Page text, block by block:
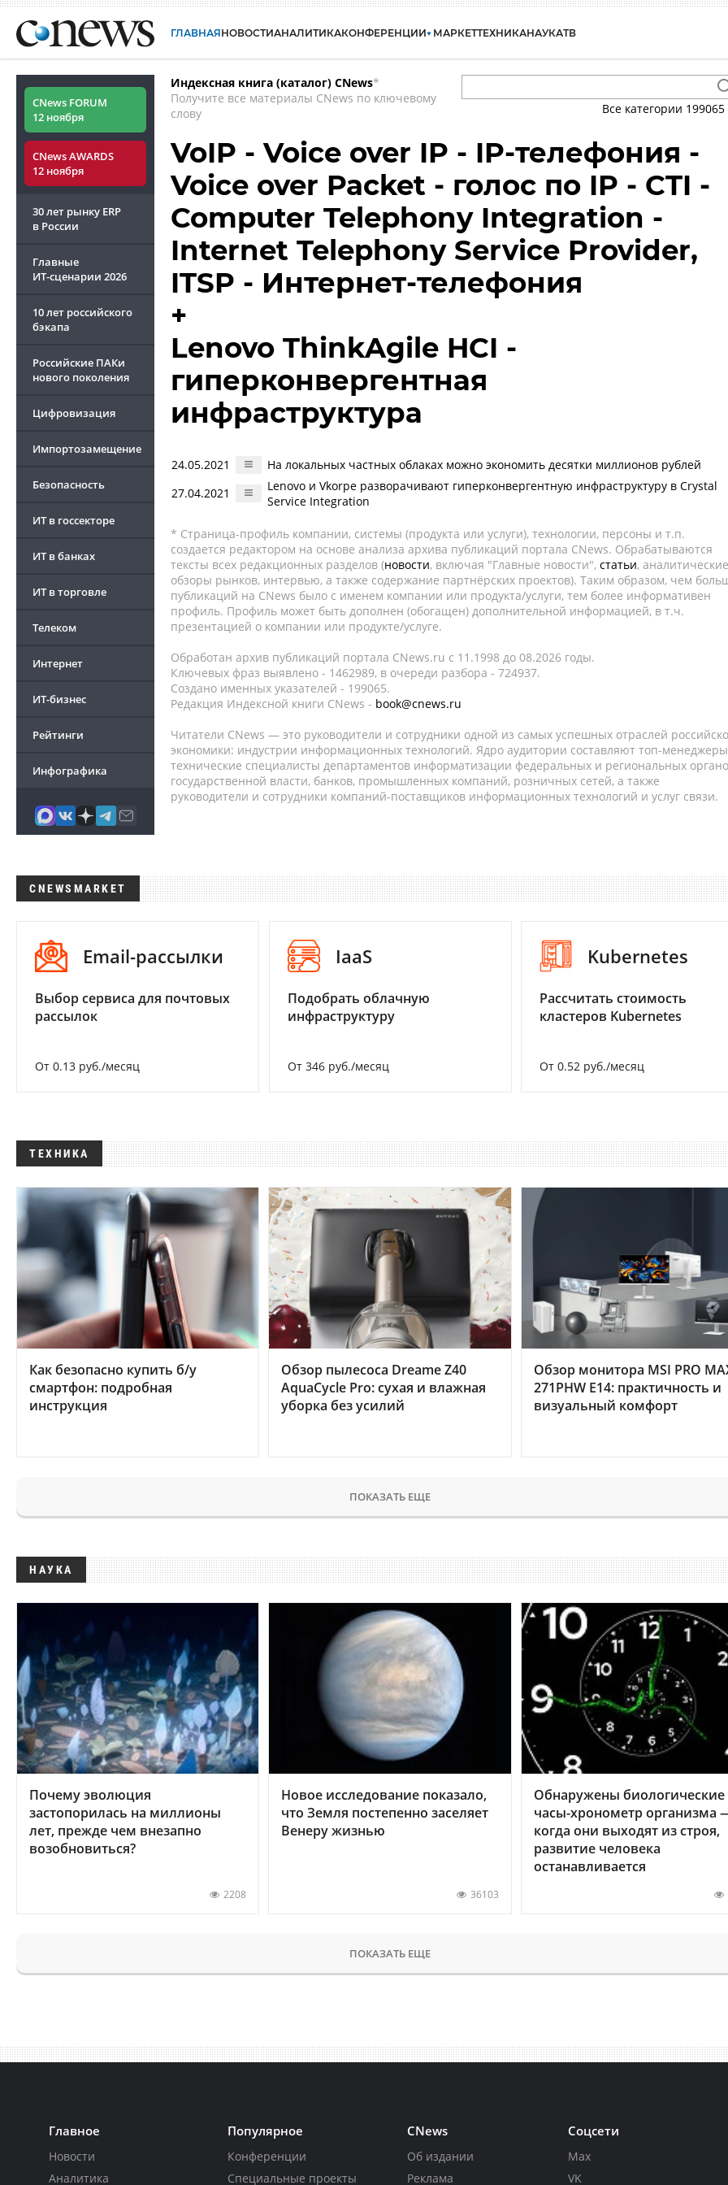
ГЛАВНАЯНОВОСТИАНАЛИТИКАКОНФЕРЕНЦИИ МАРКЕТТЕХНИКАНАУКАТВ
CNews FORUM
12 ноября
CNews AWARDS
12 ноября
30 лет рынку ERP
в России
Главные
ИТ-сценарии 2026
10 лет российского
бэкапа
Российские ПАКи
нового поколения
Цифровизация
Импортозамещение
Безопасность
ИТ в госсекторе
ИТ в банках
ИТ в торговле
Телеком
Интернет
ИТ-бизнес
Рейтинги
Инфографика
Индексная книга (каталог) CNews*
Получите все материалы CNews по ключевому
слову
Все категории 199065
VoIP - Voice over IP - IP-телефония -
Voice over Packet - голос по IP - CTI -
Computer Telephony Integration -
Internet Telephony Service Provider,
ITSP - Интернет-телефония
+
Lenovo ThinkAgile HCI -
гиперконвергентная
инфраструктура
24.05.2021
На локальных частных облаках можно экономить десятки миллионов рублей
27.04.2021
Lenovo и Vkorpe разворачивают гиперконвергентную инфраструктуру в Crystal
Service Integration
* Страница-профиль компании, системы (продукта или услуги), технологии, персоны и т.п.
создается редактором на основе анализа архива публикаций портала CNews. Обрабатываются
тексты всех редакционных разделов (новости, включая "Главные новости", статьи, аналитические
обзоры рынков, интервью, а также содержание партнёрских проектов). Таким образом, чем
публикаций на CNews было с именем компании или продукта/услуги, тем более информативен
профиль. Профиль может быть дополнен (обогащен) дополнительной информацией, в т.ч.
презентацией о компании или продукте/услуге.
Обработан архив публикаций портала CNews.ru c 11.1998 до 08.2026 годы.
Ключевых фраз выявлено - 1462989, в очереди разбора - 724937.
Создано именных указателей - 199065.
Редакция Индексной книги CNews - book@cnews.ru
Читатели CNews — это руководители и сотрудники одной из самых успешных отраслей
экономики: индустрии информационных технологий. Ядро аудитории составляют топ-
технические специалисты департаментов информатизации федеральных и региональных
государственной власти, банков, промышленных компаний, розничных сетей, а также
руководители и сотрудники компаний-поставщиков информационных технологий и услуг связи.
CNEWSMARKET
Email-рассылки
Выбор сервиса для почтовых
рассылок
От 0.13 руб./месяц
IaaS
Подобрать облачную
инфраструктуру
От 346 руб./месяц
Kubernetes
Рассчитать стоимость
кластеров Kubernetes
От 0.52 руб./месяц
ТЕХНИКА
Как безопасно купить б/у
смартфон: подробная
инструкция
Обзор пылесоса Dreame Z40
AquaCycle Pro: сухая и влажная
уборка без усилий
Обзор монитора MSI PRO
271PHW E14: практичность и
визуальный комфорт
ПОКАЗАТЬ ЕЩЕ
НАУКА
Почему эволюция
застопорилась на миллионы
лет, прежде чем внезапно
возобновиться?
2208
Новое исследование показало,
что Земля постепенно заселяет
Венеру жизнью
36103
Обнаружены биологические
часы-хронометр организма
когда они выходят из строя,
развитие человека
останавливается
ПОКАЗАТЬ ЕЩЕ
Главное
Новости
Аналитика
Популярное
Конференции
Специальные проекты
CNews
Об издании
Реклама
Соцсети
Max
VK